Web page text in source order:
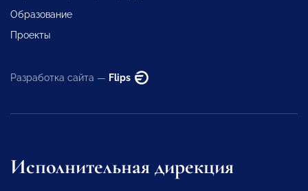
Образование
Проекты
Разработка сайта — Flips
Исполнительная дирекция